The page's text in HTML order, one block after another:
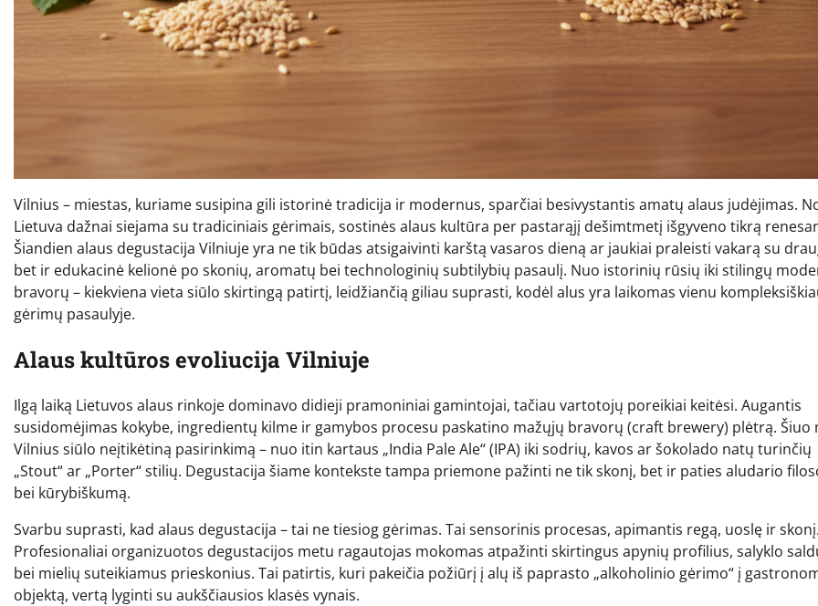
Vilnius – miestas, kuriame susipina gili istorinė tradicija ir modernus, sparčiai besivystantis amatų alaus judėjimas.
Lietuva dažnai siejama su tradiciniais gėrimais, sostinės alaus kultūra per pastarąjį dešimtmetį išgyveno tikrą
Šiandien alaus degustacija Vilniuje yra ne tik būdas atsigaivinti karštą vasaros dieną ar jaukiai praleisti vakarą su
bet ir edukacinė kelionė po skonių, aromatų bei technologinių subtilybių pasaulį. Nuo istorinių rūsių iki stilingų
bravorų – kiekviena vieta siūlo skirtingą patirtį, leidžiančią giliau suprasti, kodėl alus yra laikomas vienu
gėrimų pasaulyje.
Alaus kultūros evoliucija Vilniuje
Ilgą laiką Lietuvos alaus rinkoje dominavo didieji pramoniniai gamintojai, tačiau vartotojų poreikiai keitėsi. Augantis
susidomėjimas kokybe, ingredientų kilme ir gamybos procesu paskatino mažųjų bravorų (craft brewery) plėtrą. Šiuo
Vilnius siūlo neįtikėtiną pasirinkimą – nuo itin kartaus „India Pale Ale“ (IPA) iki sodrių, kavos ar šokolado natų turinčių
„Stout“ ar „Porter“ stilių. Degustacija šiame kontekste tampa priemone pažinti ne tik skonį, bet ir paties aludario
bei kūrybiškumą.
Svarbu suprasti, kad alaus degustacija – tai ne tiesiog gėrimas. Tai sensorinis procesas, apimantis regą, uoslę ir skonį.
Profesionaliai organizuotos degustacijos metu ragautojas mokomas atpažinti skirtingus apynių profilius, salyklo
bei mielių suteikiamus prieskonius. Tai patirtis, kuri pakeičia požiūrį į alų iš paprasto „alkoholinio gėrimo“ į
objektą, vertą lyginti su aukščiausios klasės vynais.